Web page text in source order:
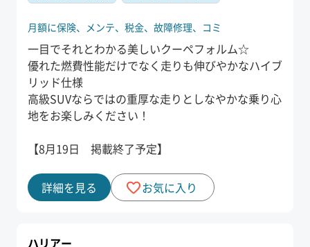
月額に保険、 メンテ、 税金、 故障修理、 コミ
一目でそれとわかる美しいクーペフォルム☆
優れた燃費性能だけでなく走りも伸びやかなハイブ
リッド仕様
高級SUVならではの重厚な走りとしなやかな乗り心
地をお楽しみください！
【8月19日 掲載終了予定】
詳細を見る お気に入り
ハリアー